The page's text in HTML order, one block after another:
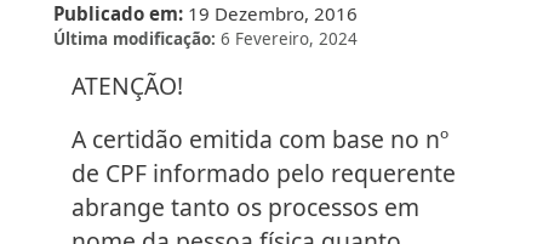
Publicado em 19 Dezembro, 2016
Última modificação 6 Fevereiro, 2024
ATENÇÃO!
A certidão emitida com base no nº
de CPF informado pelo requerente
abrange tanto os processos em